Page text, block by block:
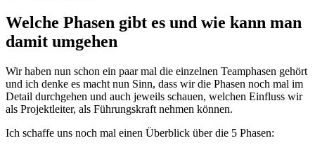
Welche Phasen gibt es und wie kann man
damit umgehen
Wir haben nun schon ein paar mal die einzelnen Teamphasen gehört
und ich denke es macht nun Sinn, dass wir die Phasen noch mal im
Detail durchgehen und auch jeweils schauen, welchen Einfluss wir
als Projektleiter, als Führungskraft nehmen können.
Ich schaffe uns noch mal einen Überblick über die 5 Phasen: